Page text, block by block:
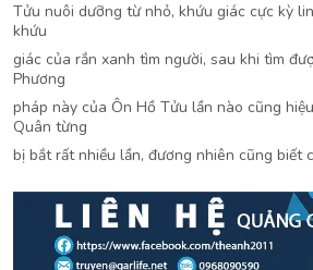
Tửu nuôi dưỡng từ nhỏ, khứu giác cực kỳ
khứu
giác của rắn xanh tìm người, sau khi tìm
Phương
pháp này của Ôn Hồ Tửu lần nào cũng
Quân từng
bị bắt rất nhiều lần, đương nhiên cũng biết